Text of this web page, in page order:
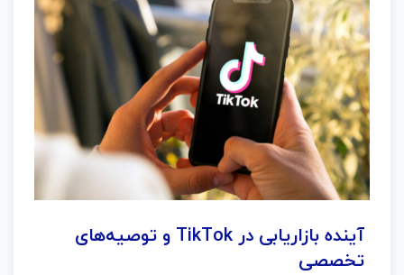
آینده بازاریابی در TikTok و توصیه‌های
تخصصی